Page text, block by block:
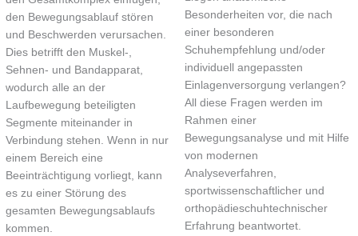
den Bewegungsablauf stören
und Beschwerden verursachen.
Dies betrifft den Muskel-,
Sehnen- und Bandapparat,
wodurch alle an der
Laufbewegung beteiligten
Segmente miteinander in
Verbindung stehen. Wenn in nur
einem Bereich eine
Beeinträchtigung vorliegt, kann
es zu einer Störung des
gesamten Bewegungsablaufs
kommen.
Besonderheiten vor, die nach
einer besonderen
Schuhempfehlung und/oder
individuell angepassten
Einlagenversorgung verlangen?
All diese Fragen werden im
Rahmen einer
Bewegungsanalyse und mit Hilfe
von modernen
Analyseverfahren,
sportwissenschaftlicher und
orthopädieschuhtechnischer
Erfahrung beantwortet.